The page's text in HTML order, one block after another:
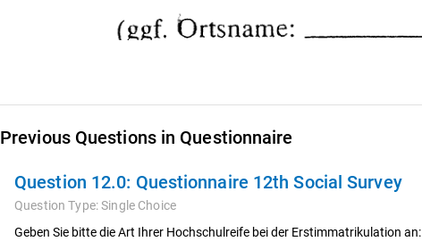
Previous Questions in Questionnaire
Question 12.0: Questionnaire 12th Social Survey
Question Type:Single Choice
Geben Sie bitte die Art Ihrer Hochschulreife bei der Erstimmatrikulation an: